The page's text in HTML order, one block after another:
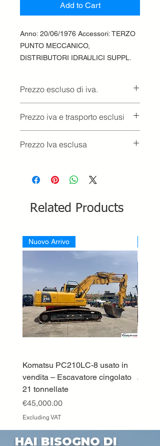
Add to Cart
Anno: 20/06/1976 Accessori: TERZO
PUNTO MECCANICO,
DISTRIBUTORI IDRAULICI SUPPL.
Prezzo escluso di iva.
Prezzo iva e trasporto esclusi
Prezzo Iva esclusa
Related Products
Nuovo Arrivo
Komatsu PC210LC-8 usato in
vendita – Escavatore cingolato
21 tonnellate
Price
€45,000.00
Excluding VAT
Price
HAI BISOGNO DI